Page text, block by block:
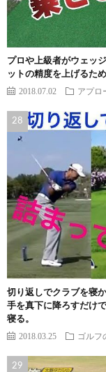
プロや上級者がウェッ
ットの精度を上げるた
2018.07.02 アプロ
切り返しでクラブを寝
手を真下に降ろすだけ
寝る。
2018.03.25 ゴルフ